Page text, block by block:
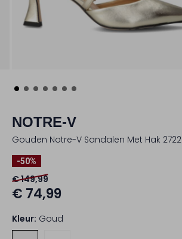
NOTRE-V
Gouden Notre-V Sandalen Met Hak 2722
-50%
€ 149,99
€ 74,99
Kleur: Goud